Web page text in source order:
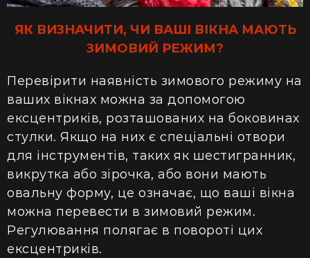
ЯК ВИЗНАЧИТИ, ЧИ ВАШІ ВІКНА МАЮТЬ
ЗИМОВИЙ РЕЖИМ?
Перевірити наявність зимового режиму на
ваших вікнах можна за допомогою
ексцентриків, розташованих на боковинах
стулки. Якщо на них є спеціальні отвори
для інструментів, таких як шестигранник,
викрутка або зірочка, або вони мають
овальну форму, це означає, що ваші вікна
можна перевести в зимовий режим.
Регулювання полягає в повороті цих
ексцентриків.